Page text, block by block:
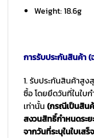
Weight: 18.6g
การรับประกันสินค้า
1. รับประกันสินค้าสูง
ซื้อ โดยยึดวันที่ในใบ
เท่านั้น (กรณีเป็นสิน
สงวนสิทธิ์กำหนดระย
จากวันที่ระบุในใบเสร็